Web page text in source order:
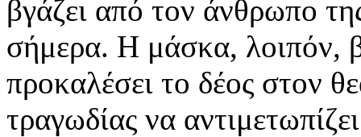
βγάζει από τον άνθρωπο
σήμερα. Η μάσκα, λοιπόν,
προκαλέσει το δέος στον
τραγωδίας να